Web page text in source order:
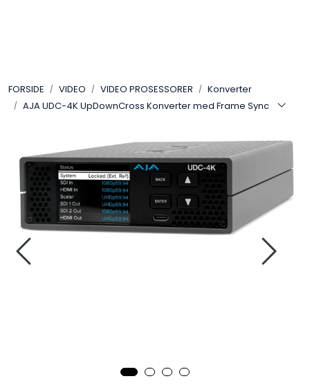
FORSIDE VIDEO VIDEO PROSESSORER
Konverter
AJA UDC-4K UpDownCross Konverter med Frame Sync
LYD
TILBEHØR
VAREMERKER
AKTUELT